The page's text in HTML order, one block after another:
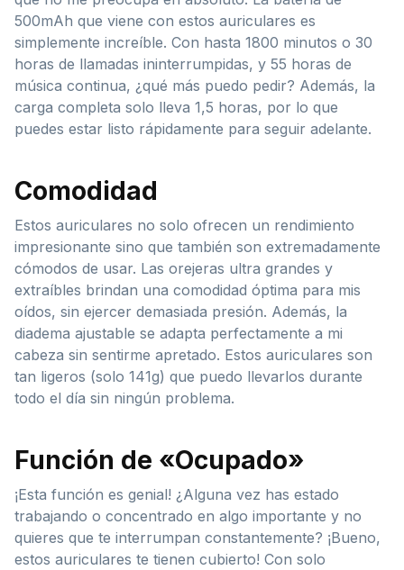
500mAh que viene con estos auriculares es
simplemente increíble. Con hasta 1800 minutos o 30
horas de llamadas ininterrumpidas, y 55 horas de
música continua, ¿qué más puedo pedir? Además, la
carga completa solo lleva 1,5 horas, por lo que
puedes estar listo rápidamente para seguir adelante.
Comodidad
Estos auriculares no solo ofrecen un rendimiento
impresionante sino que también son extremadamente
cómodos de usar. Las orejeras ultra grandes y
extraíbles brindan una comodidad óptima para mis
oídos, sin ejercer demasiada presión. Además, la
diadema ajustable se adapta perfectamente a mi
cabeza sin sentirme apretado. Estos auriculares son
tan ligeros (solo 141g) que puedo llevarlos durante
todo el día sin ningún problema.
Función de «Ocupado»
¡Esta función es genial! ¿Alguna vez has estado
trabajando o concentrado en algo importante y no
quieres que te interrumpan constantemente? ¡Bueno,
estos auriculares te tienen cubierto! Con solo